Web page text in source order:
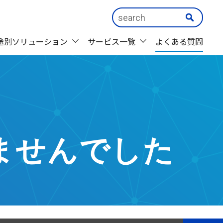
別ソリューション サービス一覧 よくある質問
せんでした